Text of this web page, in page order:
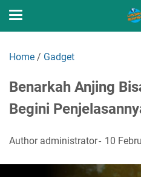
Home / Gadget
Benarkah Anjing
Begini
Author administrator 10